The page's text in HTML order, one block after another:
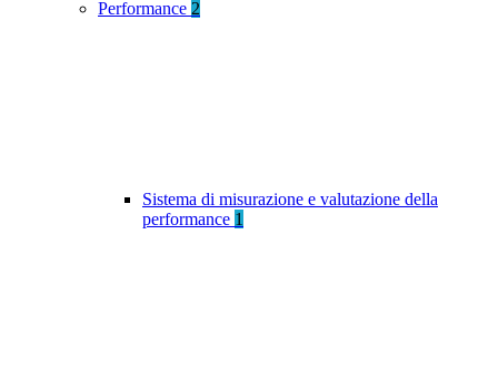
Performance 2
Sistema di misurazione e valutazione della
performance 1